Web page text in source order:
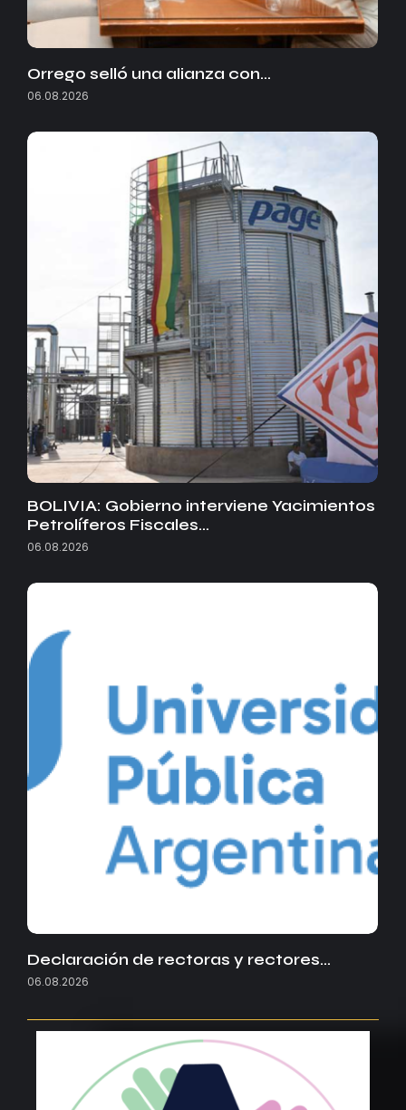
Orrego selló una alianza con…
06.08.2026
BOLIVIA: Gobierno interviene Yacimientos
Petrolíferos Fiscales…
06.08.2026
Declaración de rectoras y rectores…
06.08.2026